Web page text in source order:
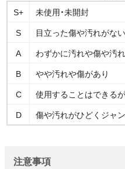
S+
未使用・未開封
S
目立った傷や汚れがない
A
わずかに汚れや傷や汚
B
やや汚れや傷があり
C
使用することはできる
D
傷や汚れがひどくジャ
注意事項